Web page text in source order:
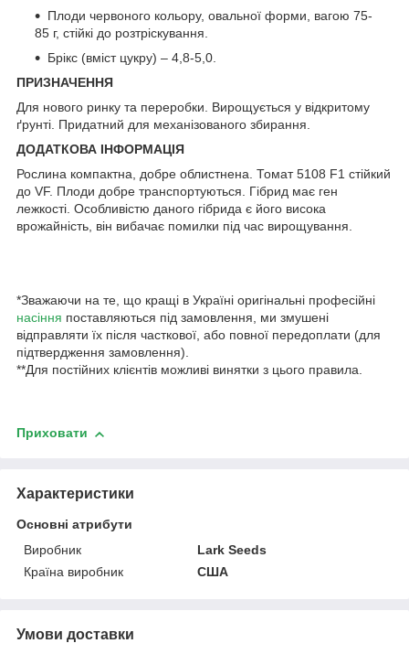
Плоди червоного кольору, овальної форми, вагою 75-
85 г, стійкі до розтріскування.
Брікс (вміст цукру) – 4,8-5,0.
ПРИЗНАЧЕННЯ
Для нового ринку та переробки. Вирощується у відкритому
ґрунті. Придатний для механізованого збирання.
ДОДАТКОВА ІНФОРМАЦІЯ
Рослина компактна, добре облистнена. Томат 5108 F1 стійкий
до VF. Плоди добре транспортуються. Гібрид має ген
лежкості. Особливістю даного гібрида є його висока
врожайність, він вибачає помилки під час вирощування.
*Зважаючи на те, що кращі в Україні оригінальні професійні
насіння поставляються під замовлення, ми змушені
відправляти їх після часткової, або повної передоплати (для
підтвердження замовлення).
**Для постійних клієнтів можливі винятки з цього правила.
Приховати
Характеристики
Основні атрибути
Виробник
Lark Seeds
Країна виробник
США
Умови доставки